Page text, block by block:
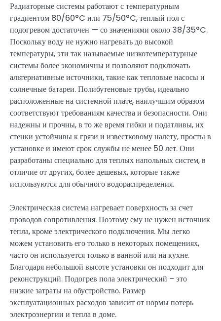
Радиаторные системы работают с температурным
градиентом 80/60°C или 75/50°C, теплый пол с
подогревом достаточен — со значениями около 38/35°C.
Поскольку воду не нужно нагревать до высокой
температуры, эти так называемые низкотемпературные
системы более экономичны и позволяют подключать
альтернативные источники, такие как тепловые насосы и
солнечные батареи. Полибутеновые трубы, идеально
расположенные на системной плате, наилучшим образом
соответствуют требованиям качества и безопасности. Они
надежны и прочны, в то же время гибки и податливы, их
стенки устойчивы к грязи и известковому налету, просты в
установке и имеют срок службы не менее 50 лет. Они
разработаны специально для теплых напольных систем, в
отличие от других, более дешевых, которые также
используются для обычного водораспределения.
Электрическая система нагревает поверхность за счет
проводов сопротивления. Поэтому ему не нужен источник
тепла, кроме электрического подключения. Мы легко
можем установить его только в некоторых помещениях,
часто он используется только в ванной или на кухне.
Благодаря небольшой высоте установки он подходит для
реконструкций. Подогрев пола электрический – это
низкие затраты на обустройство. Размер
эксплуатационных расходов зависит от нормы потерь
электроэнергии и тепла в доме.